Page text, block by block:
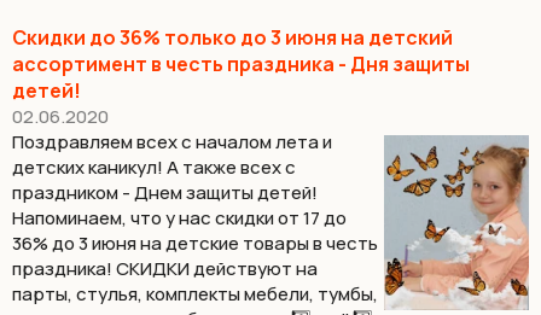
Скидки до 36% только до 3 июня на детский
ассортимент в честь праздника - Дня защиты
детей!
02.06.2020
Поздравляем всех с началом лета и
детских каникул! А также всех с
праздником - Днем защиты детей!⠀
Напоминаем, что у нас скидки от 17 до
36% до 3 июня на детские товары в честь
праздника! СКИДКИ действуют на
парты, стулья, комплекты мебели, тумбы,